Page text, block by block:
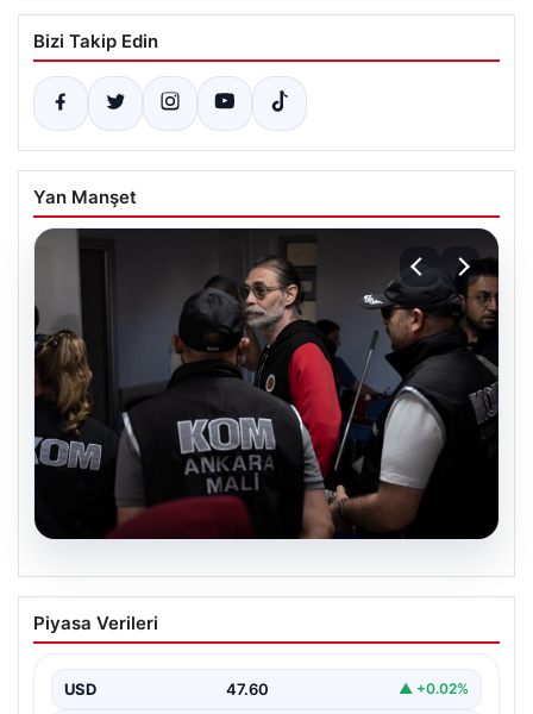
Bizi Takip Edin
Yan Manşet
Görevden uzaklaştırılmıştı. Erdal
Beşikçioğlu’nun esrar testi pozitif çıktı
Yolsuzluk Operasyonu Detayları”,”content”: “ Türkiye’nin
önemli…
Piyasa Verileri
USD 47.60 ▲ +0.02%